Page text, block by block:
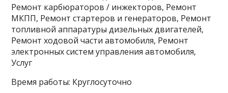
Ремонт карбюраторов / инжекторов, Ремонт
МКПП, Ремонт стартеров и генераторов, Ремонт
топливной аппаратуры дизельных двигателей,
Ремонт ходовой части автомобиля, Ремонт
электронных систем управления автомобиля,
Услуг
Время работы: Круглосуточно